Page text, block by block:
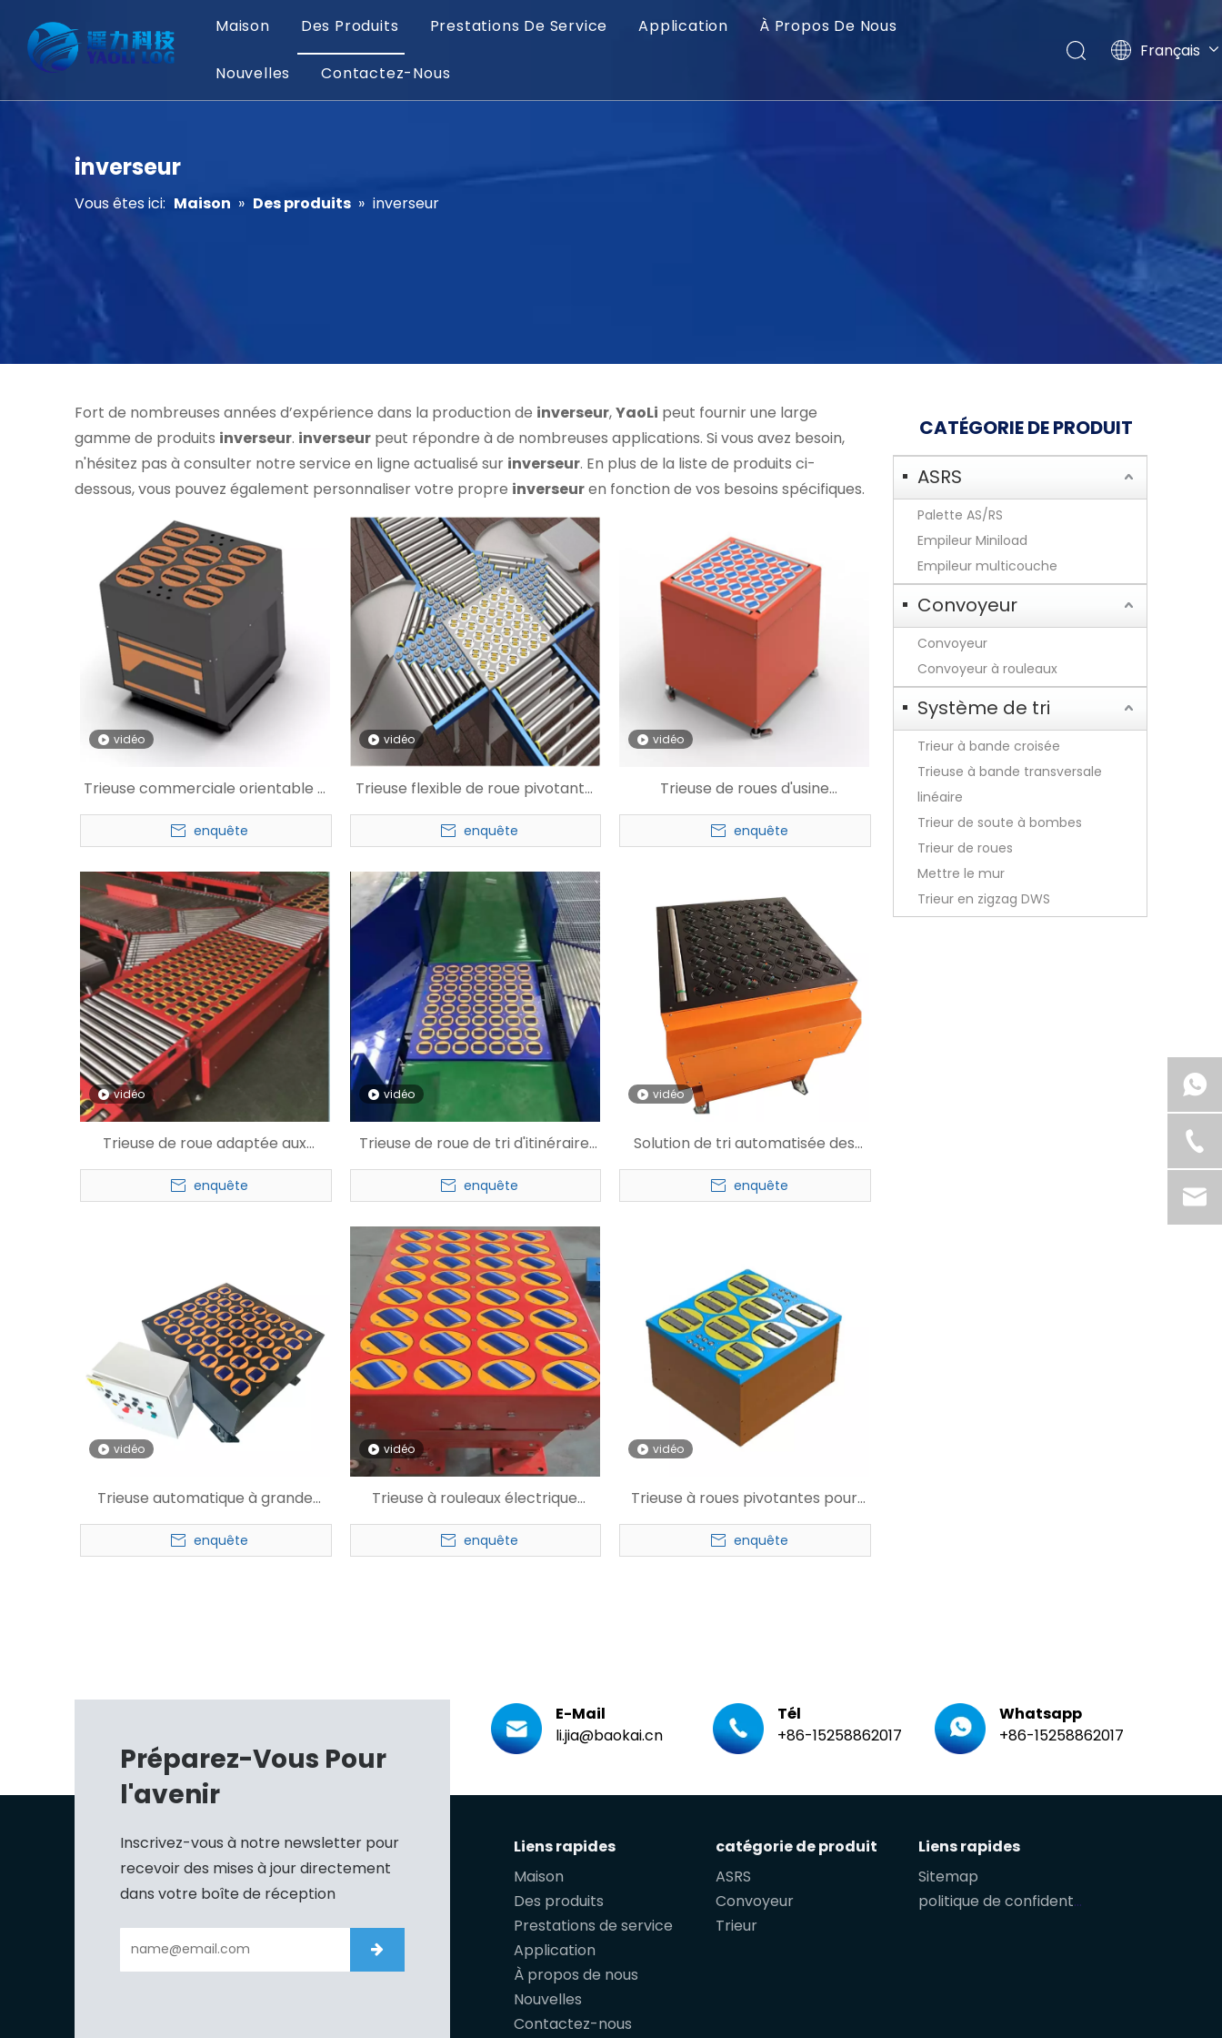
Maison Des Produits Prestations De Service Application À Propos De Nous
Nouvelles Contactez-Nous
Français
العربية
Pусский
Español
inverseur
Vous êtes ici: Maison » Des produits » inverseur
Fort de nombreuses années d’expérience dans la production de inverseur,YaoLi peut fournir une large
gamme de produits inverseur. inverseur peut répondre à de nombreuses applications. Si vous avez besoin,
n'hésitez pas à consulter notre service en ligne actualisé sur inverseur. En plus de la liste de produits ci-
dessous, vous pouvez également personnaliser votre propre inverseuren fonction de vos besoins spécifiques.
vidéo
Trieuse commerciale orientable à
roues pivotantes
enquête
vidéo
Trieuse flexible de roue pivotante
de tri de colis WMS
enquête
vidéo
Trieuse de roues d'usine
personnalisée électrique
enquête
vidéo
Trieuse de roue adaptée aux
besoins du client par inverseur
logistique de rendement élevé
enquête
vidéo
Trieuse de roue de tri d'itinéraire
logistique pour entrepôt express
enquête
vidéo
Solution de tri automatisée des
colis Trieuse à roues pivotantes
enquête
vidéo
Trieuse automatique à grande
vitesse pour Express
enquête
vidéo
Trieuse à rouleaux électrique
largement utilisée
enquête
vidéo
Trieuse à roues pivotantes pour
commerce électronique d'usine de
fabrication
enquête
CATÉGORIE DE PRODUIT
ASRS
Palette AS/RS
Empileur Miniload
Empileur multicouche
Convoyeur
Convoyeur
Convoyeur à rouleaux
Système de tri
Trieur à bande croisée
Trieuse à bande transversale
linéaire
Trieur de soute à bombes
Trieur de roues
Mettre le mur
Trieur en zigzag DWS
E-Mail
li.jia@baokai.cn
Tél
+86-15258862017
Whatsapp
+86-15258862017
Préparez-Vous Pour
l'avenir
Inscrivez-vous à notre newsletter pour
recevoir des mises à jour directement
dans votre boîte de réception
Liens rapides
Maison
Des produits
Prestations de service
Application
À propos de nous
Nouvelles
Contactez-nous
catégorie de produit
ASRS
Convoyeur
Trieur
Liens rapides
Sitemap
politique de confidentialité